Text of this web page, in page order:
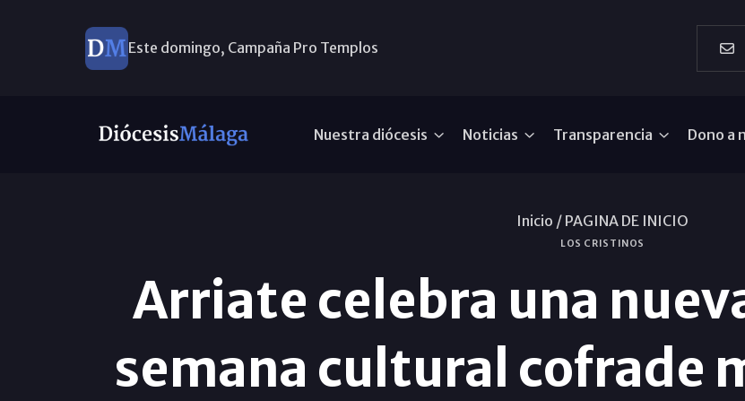
Este domingo, Campaña Pro Templos
Nuestra diócesis Noticias Transparencia Dono a
Inicio / PAGINA DE INICIO
LOS CRISTINOS
Arriate celebra una
semana cultural cofrade